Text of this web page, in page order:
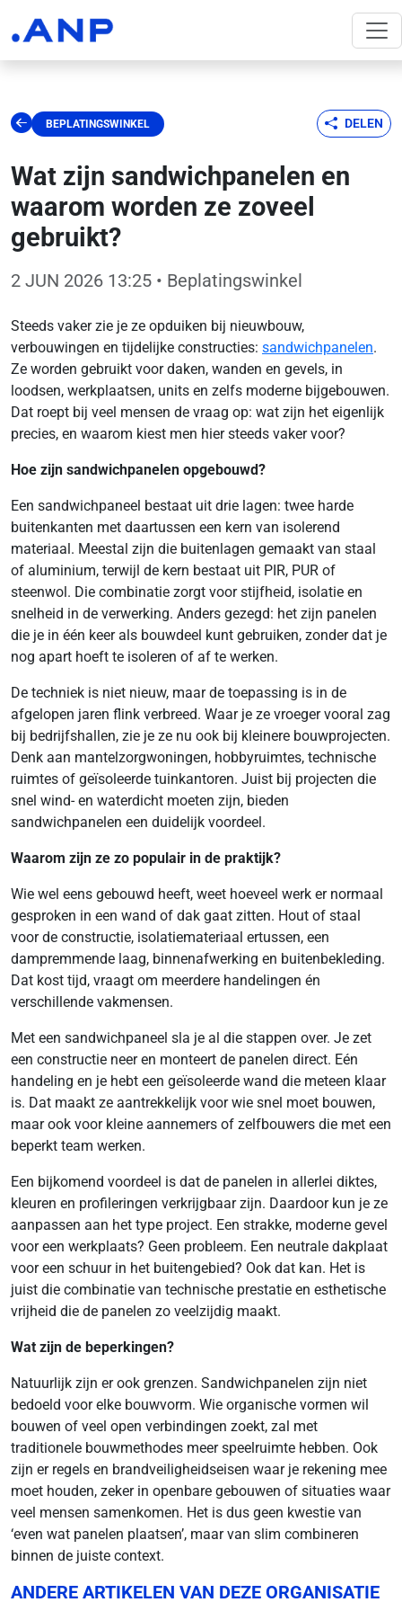
BEPLATINGSWINKEL DELEN
Wat zijn sandwichpanelen en
waarom worden ze zoveel
gebruikt?
2 JUN 2026 13:25 • Beplatingswinkel
Steeds vaker zie je ze opduiken bij nieuwbouw,
verbouwingen en tijdelijke constructies: sandwichpanelen.
Ze worden gebruikt voor daken, wanden en gevels, in
loodsen, werkplaatsen, units en zelfs moderne bijgebouwen.
Dat roept bij veel mensen de vraag op: wat zijn het eigenlijk
precies, en waarom kiest men hier steeds vaker voor?
Hoe zijn sandwichpanelen opgebouwd?
Een sandwichpaneel bestaat uit drie lagen: twee harde
buitenkanten met daartussen een kern van isolerend
materiaal. Meestal zijn die buitenlagen gemaakt van staal
of aluminium, terwijl de kern bestaat uit PIR, PUR of
steenwol. Die combinatie zorgt voor stijfheid, isolatie en
snelheid in de verwerking. Anders gezegd: het zijn panelen
die je in één keer als bouwdeel kunt gebruiken, zonder dat je
nog apart hoeft te isoleren of af te werken.
De techniek is niet nieuw, maar de toepassing is in de
afgelopen jaren flink verbreed. Waar je ze vroeger vooral zag
bij bedrijfshallen, zie je ze nu ook bij kleinere bouwprojecten.
Denk aan mantelzorgwoningen, hobbyruimtes, technische
ruimtes of geïsoleerde tuinkantoren. Juist bij projecten die
snel wind- en waterdicht moeten zijn, bieden
sandwichpanelen een duidelijk voordeel.
Waarom zijn ze zo populair in de praktijk?
Wie wel eens gebouwd heeft, weet hoeveel werk er normaal
gesproken in een wand of dak gaat zitten. Hout of staal
voor de constructie, isolatiemateriaal ertussen, een
dampremmende laag, binnenafwerking en buitenbekleding.
Dat kost tijd, vraagt om meerdere handelingen én
verschillende vakmensen.
Met een sandwichpaneel sla je al die stappen over. Je zet
een constructie neer en monteert de panelen direct. Eén
handeling en je hebt een geïsoleerde wand die meteen klaar
is. Dat maakt ze aantrekkelijk voor wie snel moet bouwen,
maar ook voor kleine aannemers of zelfbouwers die met een
beperkt team werken.
Een bijkomend voordeel is dat de panelen in allerlei diktes,
kleuren en profileringen verkrijgbaar zijn. Daardoor kun je ze
aanpassen aan het type project. Een strakke, moderne gevel
voor een werkplaats? Geen probleem. Een neutrale dakplaat
voor een schuur in het buitengebied? Ook dat kan. Het is
juist die combinatie van technische prestatie en esthetische
vrijheid die de panelen zo veelzijdig maakt.
Wat zijn de beperkingen?
Natuurlijk zijn er ook grenzen. Sandwichpanelen zijn niet
bedoeld voor elke bouwvorm. Wie organische vormen wil
bouwen of veel open verbindingen zoekt, zal met
traditionele bouwmethodes meer speelruimte hebben. Ook
zijn er regels en brandveiligheidseisen waar je rekening mee
moet houden, zeker in openbare gebouwen of situaties waar
veel mensen samenkomen. Het is dus geen kwestie van
‘even wat panelen plaatsen’, maar van slim combineren
binnen de juiste context.
ANDERE ARTIKELEN VAN DEZE ORGANISATIE